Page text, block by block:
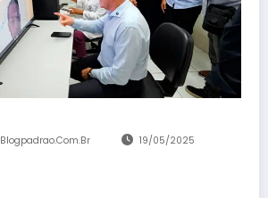
Blogpadrao.com.br 19/05/2025